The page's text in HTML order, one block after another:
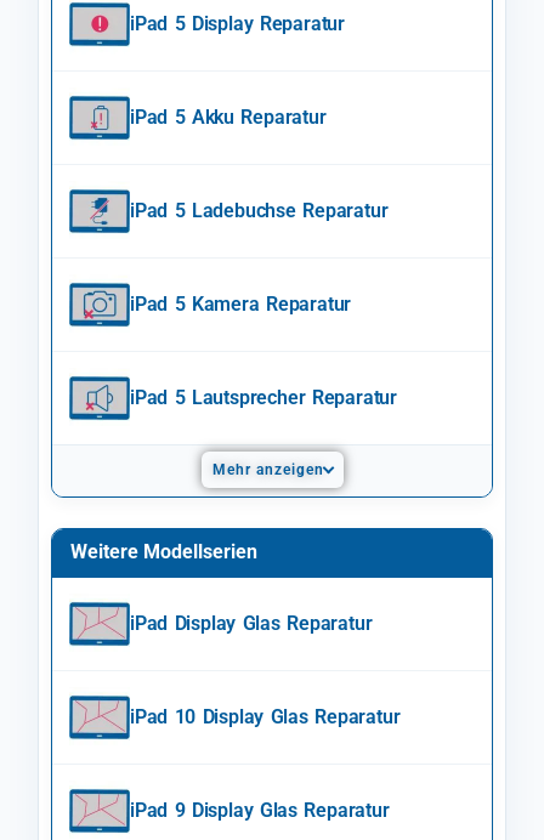
iPad 5 Display Reparatur
iPad 5 Akku Reparatur
iPad 5 Ladebuchse Reparatur
iPad 5 Kamera Reparatur
iPad 5 Lautsprecher Reparatur
Mehr anzeigen
Weitere Modellserien
iPad Display Glas Reparatur
iPad 10 Display Glas Reparatur
iPad 9 Display Glas Reparatur